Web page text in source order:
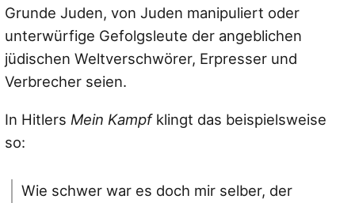
Grunde Juden, von Juden manipuliert oder
unterwürfige Gefolgsleute der angeblichen
jüdischen Weltverschwörer, Erpresser und
Verbrecher seien.
In Hitlers Mein Kampfklingt das beispielsweise
so:
Wie schwer war es doch mir selber, der